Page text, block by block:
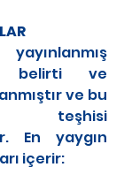
belirti ve
ve bu
teşhisi
En yaygın
içerir: